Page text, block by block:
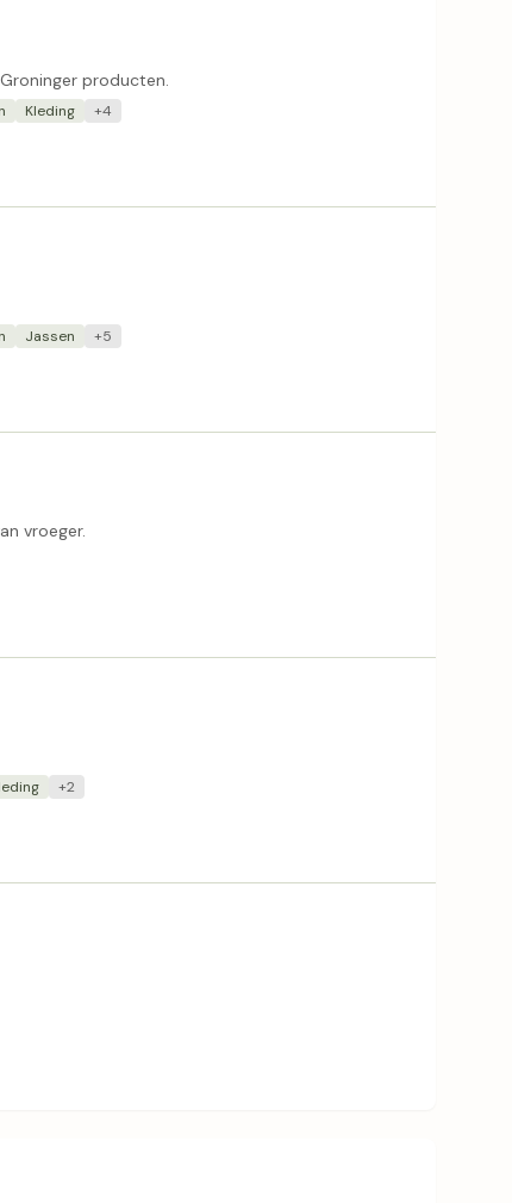
producten.
Kleding +4
Jassen +5
vroeger.
+2